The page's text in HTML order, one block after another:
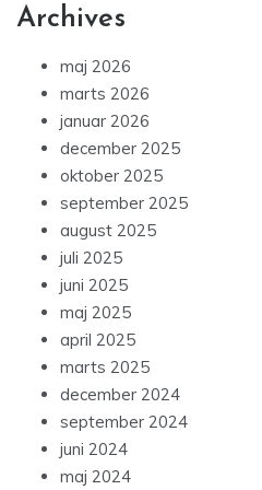
Archives
maj 2026
marts 2026
januar 2026
december 2025
oktober 2025
september 2025
august 2025
juli 2025
juni 2025
maj 2025
april 2025
marts 2025
december 2024
september 2024
juni 2024
maj 2024